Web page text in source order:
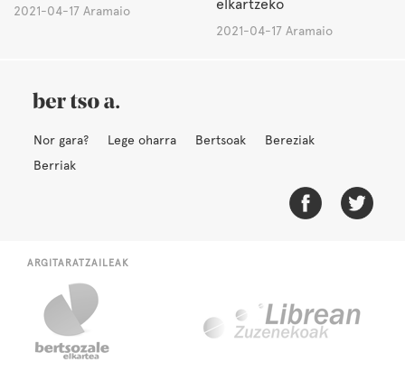
2021-04-17 Aramaio
elkartzeko
2021-04-17 Aramaio
Nor gara? Lege oharra Bertsoak
Bereziak
Berriak
ARGITARATZAILEAK